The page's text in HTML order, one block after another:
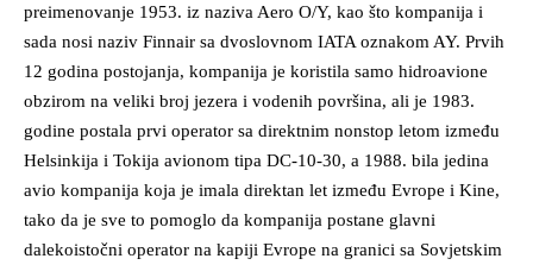
preimenovanje 1953. iz naziva Aero O/Y, kao što kompanija i
sada nosi naziv Finnair sa dvoslovnom IATA oznakom AY. Prvih
12 godina postojanja, kompanija je koristila samo hidroavione
obzirom na veliki broj jezera i vodenih površina, ali je 1983.
godine postala prvi operator sa direktnim nonstop letom između
Helsinkija i Tokija avionom tipa DC-10-30, a 1988. bila jedina
avio kompanija koja je imala direktan let između Evrope i Kine,
tako da je sve to pomoglo da kompanija postane glavni
dalekoistočni operator na kapiji Evrope na granici sa Sovjetskim